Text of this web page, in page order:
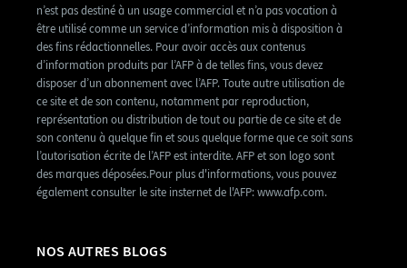
n’est pas destiné à un usage commercial et n’a pas vocation à
être utilisé comme un service d’information mis à disposition à
des fins rédactionnelles. Pour avoir accès aux contenus
d’information produits par l’AFP à de telles fins, vous devez
disposer d’un abonnement avec l’AFP. Toute autre utilisation de
ce site et de son contenu, notamment par reproduction,
représentation ou distribution de tout ou partie de ce site et de
son contenu à quelque fin et sous quelque forme que ce soit sans
l’autorisation écrite de l’AFP est interdite. AFP et son logo sont
des marques déposées.Pour plus d'informations, vous pouvez
également consulter le site insternet de l'AFP: www.afp.com.
NOS AUTRES BLOGS